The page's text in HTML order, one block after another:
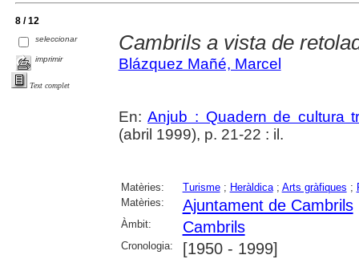
8 / 12
seleccionar
imprimir
Text complet
Cambrils a vista de
Blázquez Mañé, Marcel
En:Anjub : Quadern de cultura
(abril 1999), p. 21-22 : il.
Matèries: Turisme; Heràldica; Arts gràfiques ;
Matèries:
Ajuntament de Cambrils
Àmbit: Cambrils
Cronologia: [1950 - 1999]